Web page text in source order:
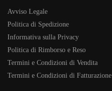
Avviso Legale
Politica di Spedizione
Informativa sulla Privacy
Politica di Rimborso e Reso
Termini e Condizioni di Vendita
Termini e Condizioni di Fatturazione